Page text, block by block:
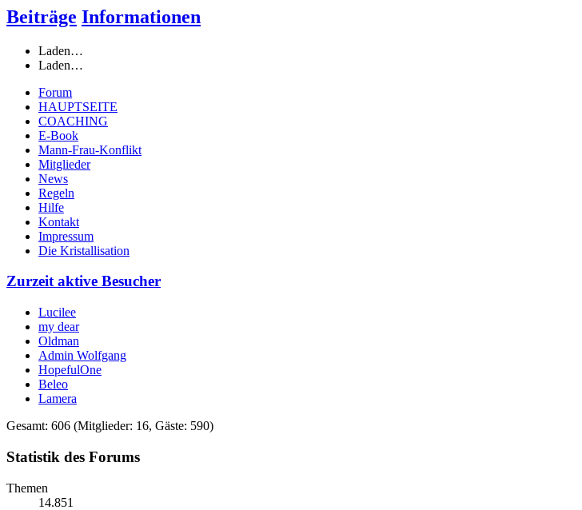
Beiträge Informationen
Laden…
Laden…
Forum
HAUPTSEITE
COACHING
E-Book
Mann-Frau-Konflikt
Mitglieder
News
Regeln
Hilfe
Kontakt
Impressum
Die Kristallisation
Zurzeit aktive Besucher
Lucilee
my dear
Oldman
Admin Wolfgang
HopefulOne
Beleo
Lamera
Gesamt: 606 (Mitglieder: 16, Gäste: 590)
Statistik des Forums
Themen
14.851